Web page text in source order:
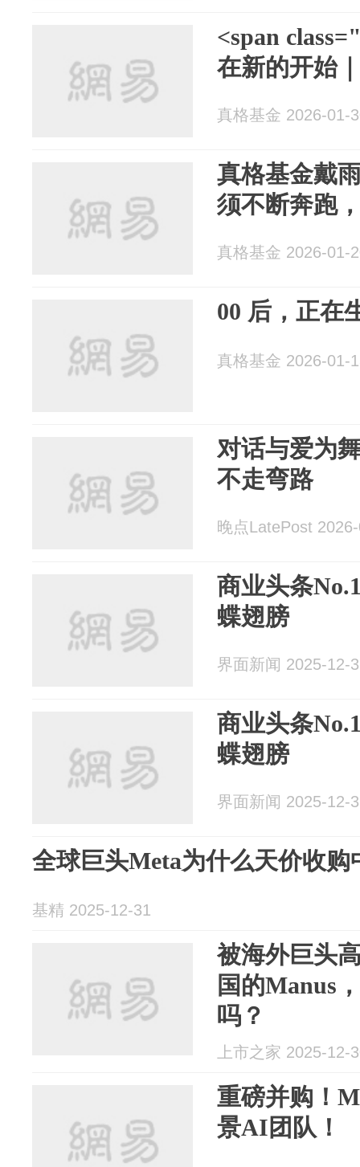
<span
在新的开始
真格基金 2026-01-
真格基金戴
须不断奔跑
真格基金 2026-01-
00 后，正在
真格基金 2026-01-
对话与爱为
不走弯路
晚点LatePost
商业头条
蝶翅膀
界面新闻 2025-12-
商业头条
蝶翅膀
界面新闻 2025-12-
全球巨头Meta为什么天价收
基精 2025-12-31
被海外巨头
国的Manus
吗？
上市之家 2025-12-
重磅并购！
景AI团队！